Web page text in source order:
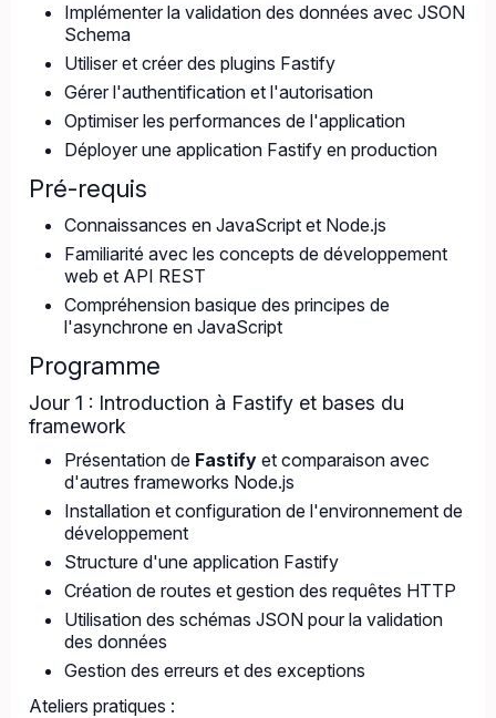
Implémenter la validation des données avec JSON
Schema
Utiliser et créer des plugins Fastify
Gérer l'authentification et l'autorisation
Optimiser les performances de l'application
Déployer une application Fastify en production
Pré-requis
Connaissances en JavaScript et Node.js
Familiarité avec les concepts de développement
web et API REST
Compréhension basique des principes de
l'asynchrone en JavaScript
Programme
Jour 1 : Introduction à Fastify et bases du
framework
Présentation de Fastify et comparaison avec
d'autres frameworks Node.js
Installation et configuration de l'environnement de
développement
Structure d'une application Fastify
Création de routes et gestion des requêtes HTTP
Utilisation des schémas JSON pour la validation
des données
Gestion des erreurs et des exceptions
Ateliers pratiques :